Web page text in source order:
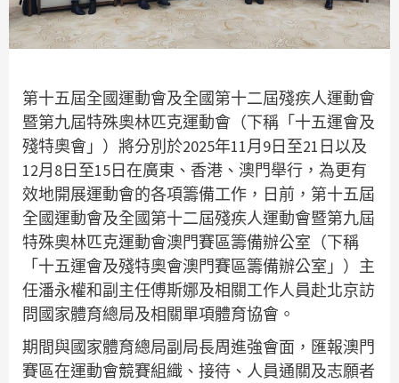
第十五屆全國運動會及全國第十二屆殘疾人運動會
暨第九屆特殊奧林匹克運動會（下稱「十五運會及
殘特奧會」）將分別於2025年11月9日至21日以及
12月8日至15日在廣東、香港、澳門舉行，為更有
效地開展運動會的各項籌備工作，日前，第十五屆
全國運動會及全國第十二屆殘疾人運動會暨第九屆
特殊奧林匹克運動會澳門賽區籌備辦公室（下稱
「十五運會及殘特奧會澳門賽區籌備辦公室」）主
任潘永權和副主任傅斯娜及相關工作人員赴北京訪
問國家體育總局及相關單項體育協會。
期間與國家體育總局副局長周進強會面，匯報澳門
賽區在運動會競賽組織、接待、人員通關及志願者